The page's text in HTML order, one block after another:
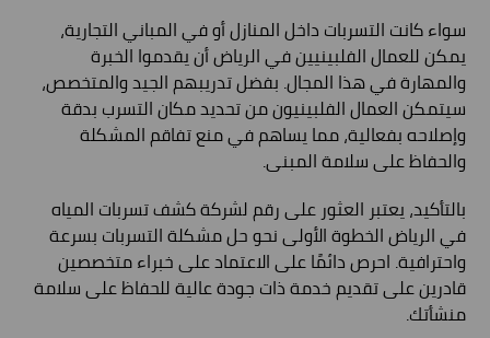
سواء كانت التسربات داخل المنازل أو في المباني التجارية،
يمكن للعمال الفلبينيين في الرياض أن يقدموا الخبرة
والمهارة في هذا المجال. بفضل تدريبهم الجيد والمتخصص،
سيتمكن العمال الفلبينيون من تحديد مكان التسرب بدقة
وإصلاحه بفعالية، مما يساهم في منع تفاقم المشكلة
والحفاظ على سلامة المبنى.
بالتأكيد، يعتبر العثور على رقم لشركة كشف تسربات المياه
في الرياض الخطوة الأولى نحو حل مشكلة التسربات بسرعة
واحترافية. احرص دائمًا على الاعتماد على خبراء متخصصين
قادرين على تقديم خدمة ذات جودة عالية للحفاظ على سلامة
منشأتك.